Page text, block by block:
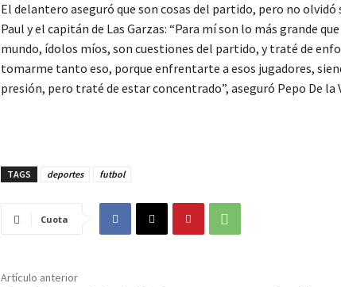
El delantero aseguró que son cosas del partido, pero no
Paul y el capitán de Las Garzas: “Para mí son lo más grande
mundo, ídolos míos, son cuestiones del partido, y traté de
tomarme tanto eso, porque enfrentarte a esos jugadores,
presión, pero traté de estar concentrado”, aseguró Pepo De la
TAGS deportes futbol
Cuota
Artículo anterior